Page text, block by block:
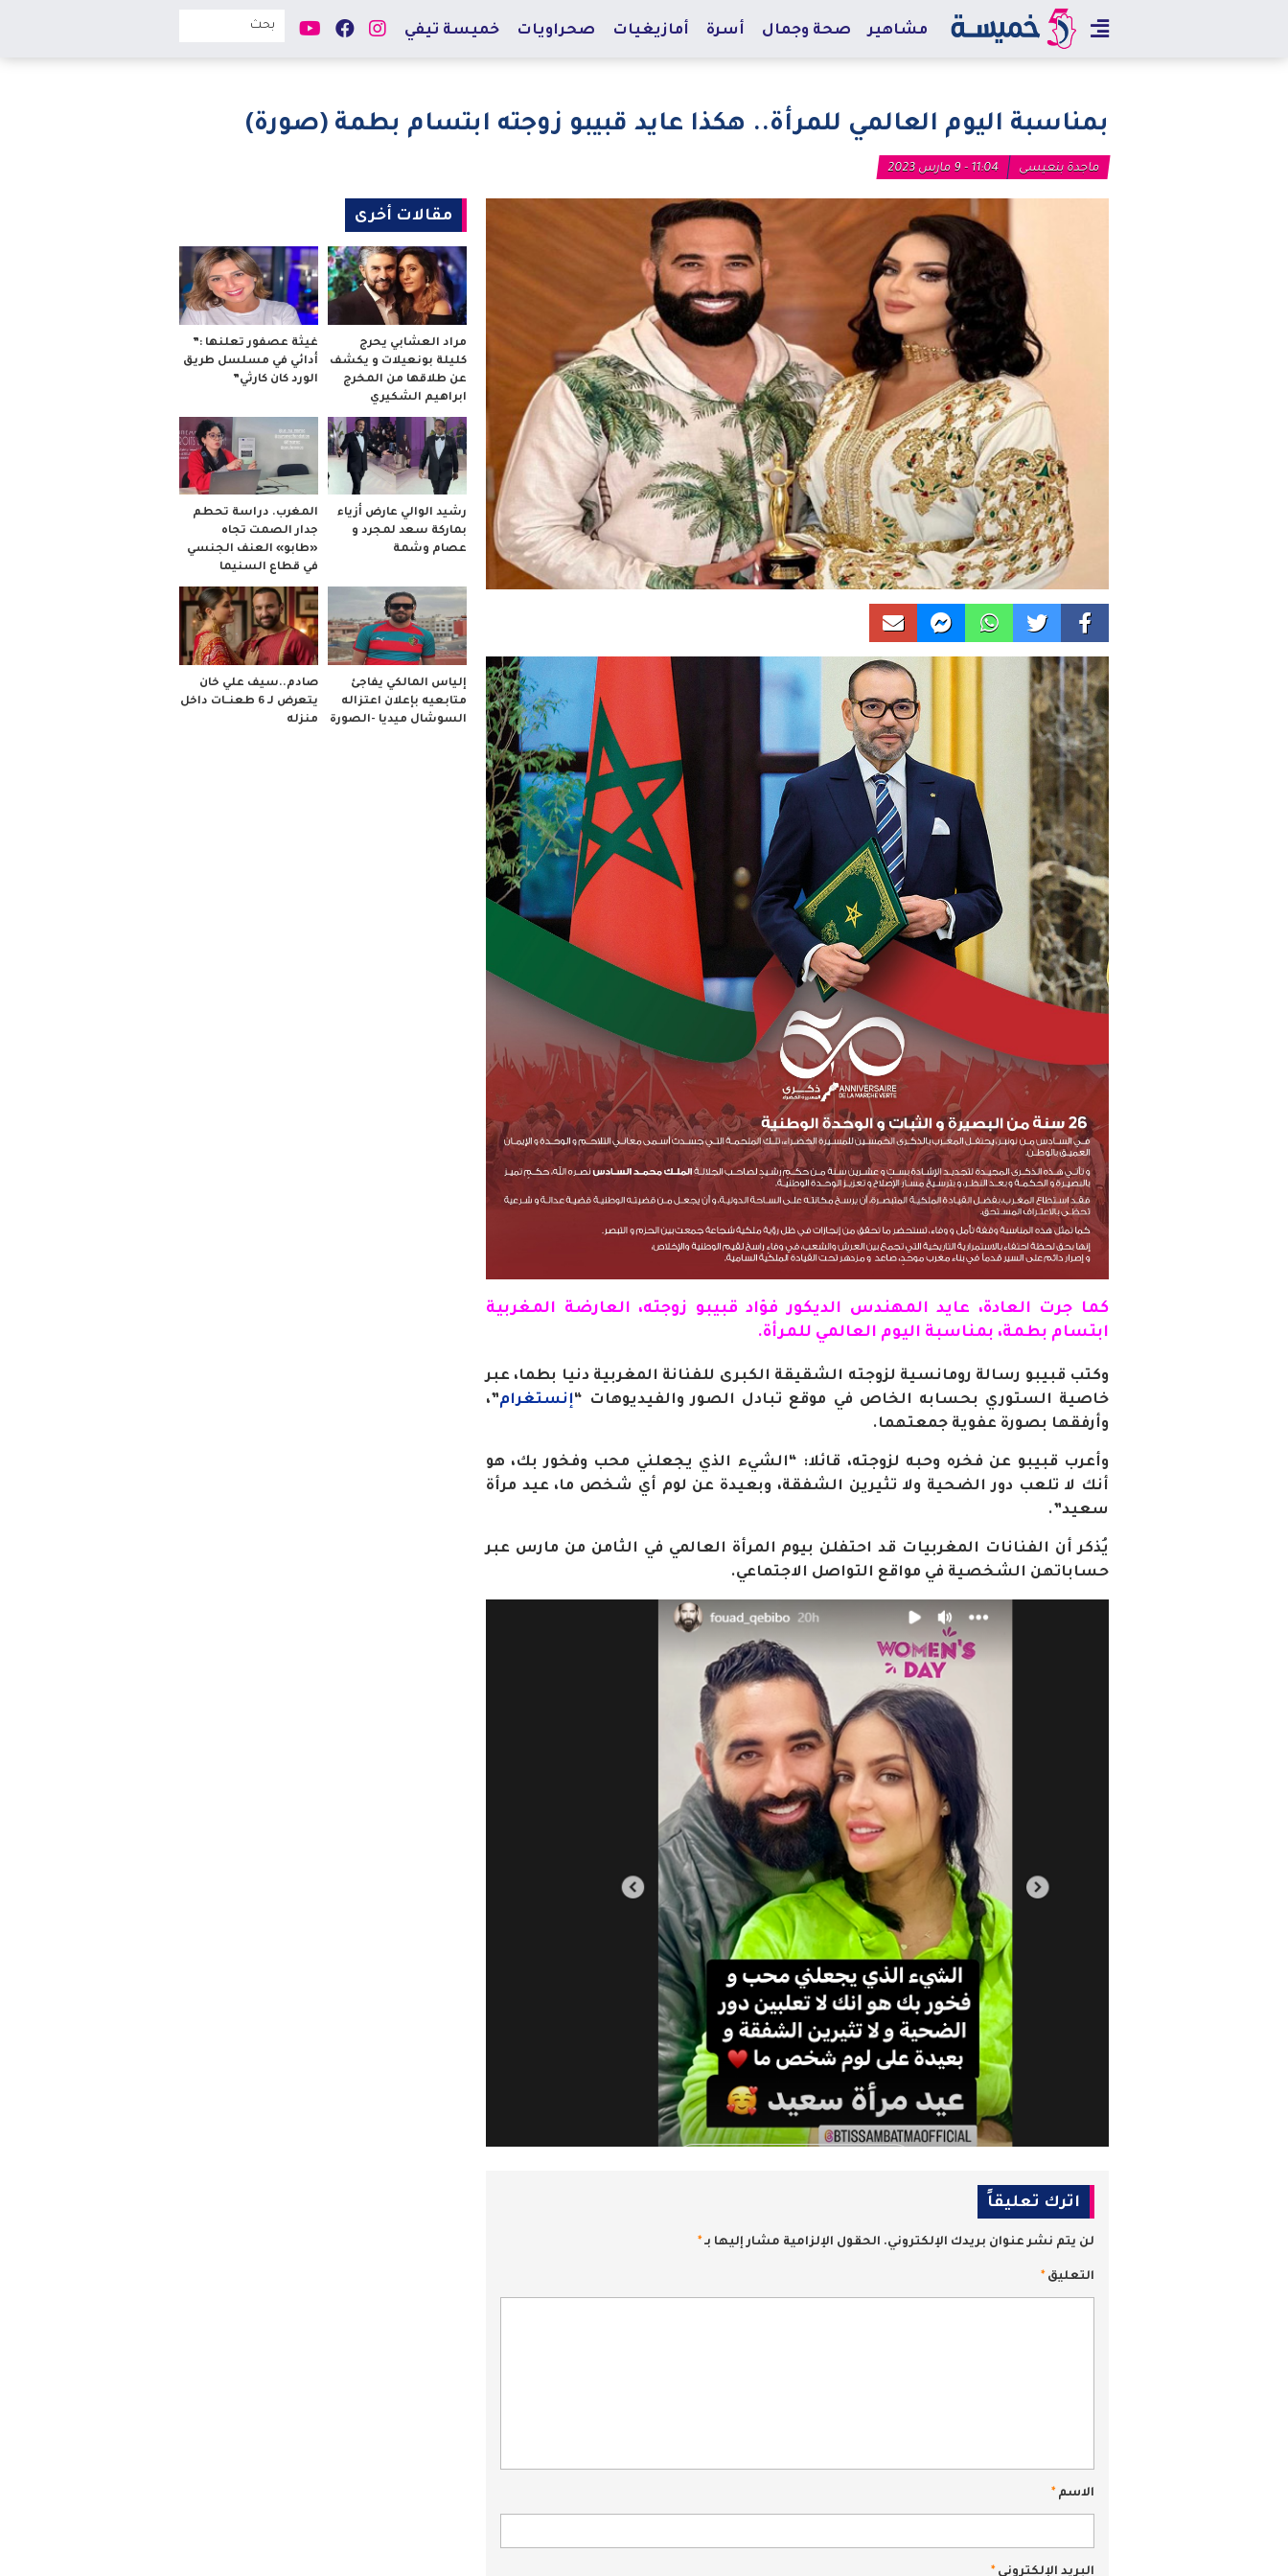
مشاهير صحة وجمال أسرة أمازيغيات صحراويات خميسة تيفي
بمناسبة اليوم العالمي للمرأة.. هكذا عايد قبيبو زوجته ابتسام بطمة (صورة)
ماجدة بنعيسى 11:04 - 9 مارس 2023
كما جرت العادة، عايد المهندس الديكور فؤاد قبيبو زوجته، العارضة المغربية
ابتسام بطمة، بمناسبة اليوم العالمي للمرأة.
وكتب قبيبو رسالة رومانسية لزوجته الشقيقة الكبرى للفنانة المغربية دنيا بطما، عبر
خاصية الستوري بحسابه الخاص في موقع تبادل الصور والفيديوهات “إنستغرام”،
وأرفقها بصورة عفوية جمعتهما.
وأعرب قبيبو عن فخره وحبه لزوجته، قائلا: “الشيء الذي يجعلني محب وفخور بك، هو
أنك لا تلعب دور الضحية ولا تثيرين الشفقة، وبعيدة عن لوم أي شخص ما، عيد مرأة
سعيد”.
يُذكر أن الفنانات المغربيات قد احتفلن بيوم المرأة العالمي في الثامن من مارس عبر
حساباتهن الشخصية في مواقع التواصل الاجتماعي.
اترك تعليقاً
لن يتم نشر عنوان بريدك الإلكتروني. الحقول الإلزامية مشار إليها بـ *
التعليق *
الاسم *
البريد الإلكتروني *
مقالات أخرى
مراد العشابي يحرج
كليلة بونعيلات و يكشف
عن طلاقها من المخرج
ابراهيم الشكيري
غيثة عصفور تعلنها :”
أدائي في مسلسل طريق
الورد كان كارثي”
رشيد الوالي عارض أزياء
بماركة سعد لمجرد و
عصام وشمة
المغرب. دراسة تحطم
جدار الصمت تجاه
«طابو» العنف الجنسي
في قطاع السنيما
إلياس المالكي يفاجئ
متابعيه بإعلان اعتزاله
السوشال ميديا -الصورة
صادم..سيف علي خان
يتعرض لـ 6 طعنــات داخل
منزله